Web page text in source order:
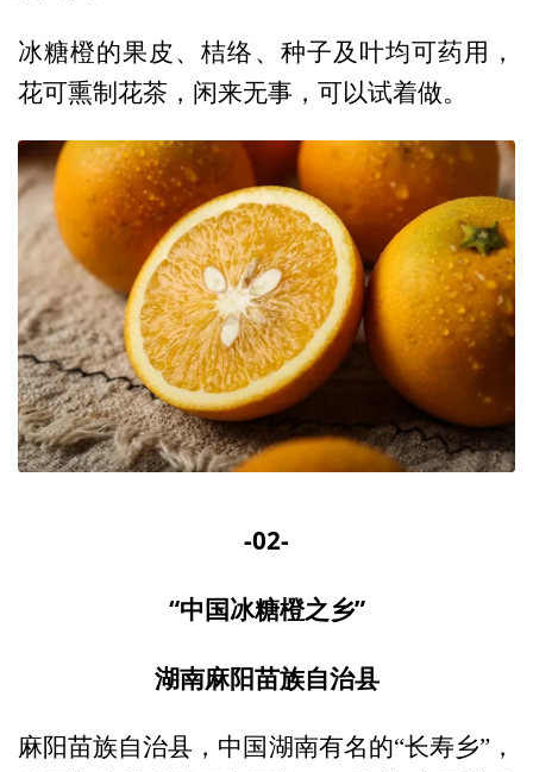
冰糖橙的果皮、桔络、种子及叶均可药用，
花可熏制花茶，闲来无事，可以试着做。
-02-
“中国冰糖橙之乡”
湖南麻阳苗族自治县
麻阳苗族自治县，中国湖南有名的“长寿乡”，